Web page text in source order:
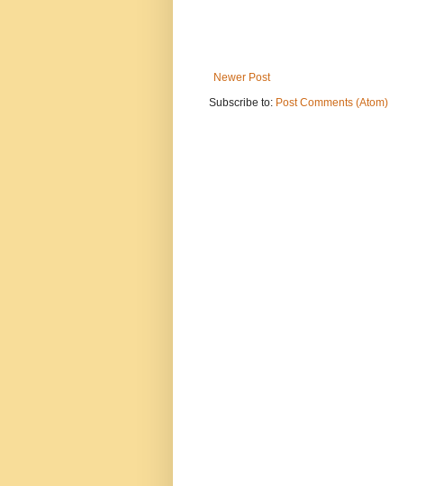
Newer Post
Subscribe to: Post Comments (Atom)